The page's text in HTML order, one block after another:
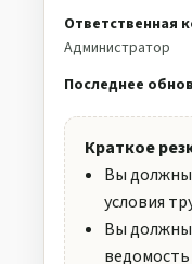
Ответственная
Администратор
Последнее
Краткое
Вы
условия
Вы